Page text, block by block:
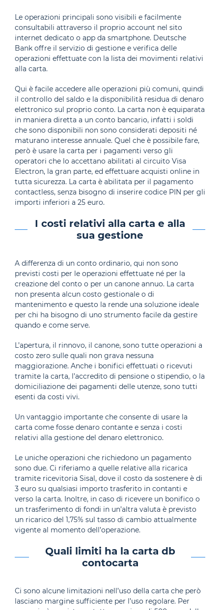
Le operazioni principali sono visibili e facilmente
consultabili attraverso il proprio account nel sito
internet dedicato o app da smartphone. Deutsche
Bank offre il servizio di gestione e verifica delle
operazioni effettuate con la lista dei movimenti relativi
alla carta.
Qui è facile accedere alle operazioni più comuni, quindi
il controllo del saldo e la disponibilità residua di denaro
elettronico sul proprio conto. La carta non è equiparata
in maniera diretta a un conto bancario, infatti i soldi
che sono disponibili non sono considerati depositi né
maturano interesse annuale. Quel che è possibile fare,
però è usare la carta per i pagamenti verso gli
operatori che lo accettano abilitati al circuito Visa
Electron, la gran parte, ed effettuare acquisti online in
tutta sicurezza. La carta è abilitata per il pagamento
contactless, senza bisogno di inserire codice PIN per gli
importi inferiori a 25 euro.
I costi relativi alla carta e alla
sua gestione
A differenza di un conto ordinario, qui non sono
previsti costi per le operazioni effettuate né per la
creazione del conto o per un canone annuo. La carta
non presenta alcun costo gestionale o di
mantenimento e questo la rende una soluzione ideale
per chi ha bisogno di uno strumento facile da gestire
quando e come serve.
L’apertura, il rinnovo, il canone, sono tutte operazioni a
costo zero sulle quali non grava nessuna
maggiorazione. Anche i bonifici effettuati o ricevuti
tramite la carta, l’accredito di pensione o stipendio, o la
domiciliazione dei pagamenti delle utenze, sono tutti
esenti da costi vivi.
Un vantaggio importante che consente di usare la
carta come fosse denaro contante e senza i costi
relativi alla gestione del denaro elettronico.
Le uniche operazioni che richiedono un pagamento
sono due. Ci riferiamo a quelle relative alla ricarica
tramite ricevitoria Sisal, dove il costo da sostenere è di
3 euro su qualsiasi importo trasferito in contanti e
verso la carta. Inoltre, in caso di ricevere un bonifico o
un trasferimento di fondi in un’altra valuta è previsto
un ricarico del 1,75% sul tasso di cambio attualmente
vigente al momento dell’operazione.
Quali limiti ha la carta db
contocarta
Ci sono alcune limitazioni nell’uso della carta che però
lasciano margine sufficiente per l’uso regolare. Per